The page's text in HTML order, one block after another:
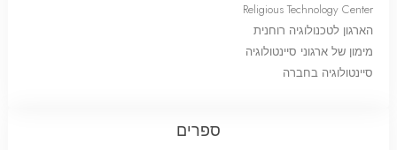
Religious Technology Center
הארגון לטכנולוגיה רוחנית
מימון של ארגוני סיינטולוגיה
סיינטולוגיה בחברה
ספרים